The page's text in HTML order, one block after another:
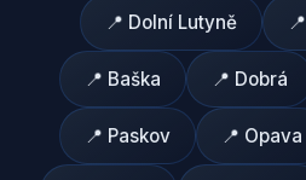
📍 Dolní Lutyně 📍
📍 Baška 📍 Dobrá
📍 Paskov 📍 Opava